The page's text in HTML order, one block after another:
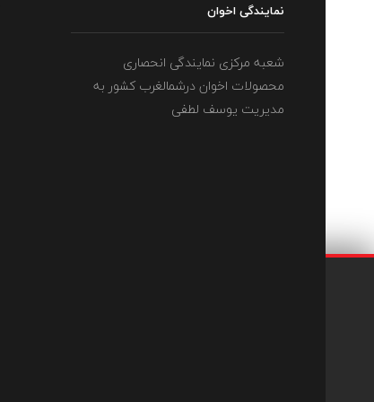
نمایندگی اخوان
شعبه مرکزی نمایندگی انحصاری
محصولات اخوان درشمالغرب کشور به
مدیریت یوسف لطفی